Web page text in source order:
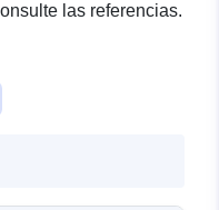
las referencias.